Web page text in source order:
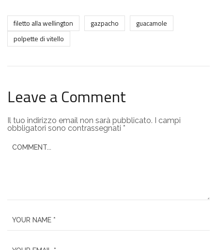
filetto alla wellington gazpacho
guacamole
polpette di vitello
Leave a Comment
Il tuo indirizzo email non sarà pubblicato.
I campi
obbligatori sono contrassegnati *